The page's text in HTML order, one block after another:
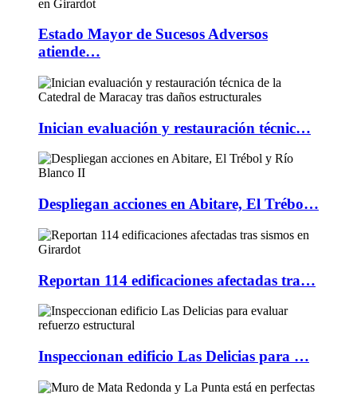
Estado Mayor de Sucesos Adversos
atiende…
Inician evaluación y restauración técnic…
Despliegan acciones en Abitare, El Trébo…
Reportan 114 edificaciones afectadas tra…
Inspeccionan edificio Las Delicias para …